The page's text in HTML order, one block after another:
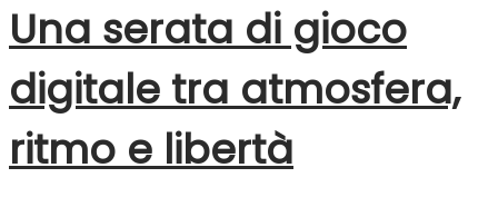
Una serata di gioco
digitale tra atmosfera,
ritmo e libertà